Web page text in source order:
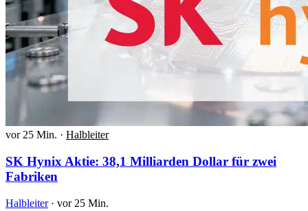
vor 25 Min. · Halbleiter
SK Hynix Aktie: 38,1 Milliarden Dollar für zwei
Fabriken
Halbleiter · vor 25 Min.